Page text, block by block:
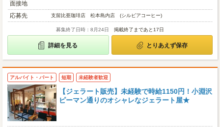
面接地
応募先
支留比亜珈琲店 松本島内店 (シルビアコーヒー)
募集終了日時：8月24日 掲載終了まであと17日
詳細を見る とりあえず保存
アルバイト・パート 短期 未経験者歓迎
【ジェラート販売】未経験で時給1150円！小淵沢
ピーマン通りのオシャレなジェラート屋★